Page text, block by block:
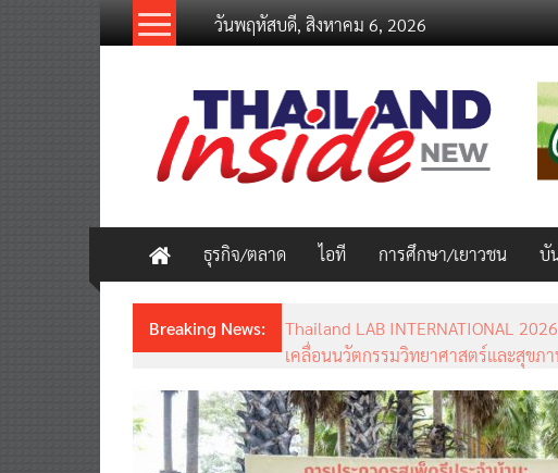
วันพฤหัสบดี, สิงหาคม 6, 2026
thailandinsidenew.com
Thailand
Inside
New
ธุรกิจ/ตลาด ไอที การศึกษา/เยาวชน บั
Breaking News:
Thailand LAB INTERNATIONAL
เคลื่อนนวัตกรรมวิทยาศาสตร์และสุขภ